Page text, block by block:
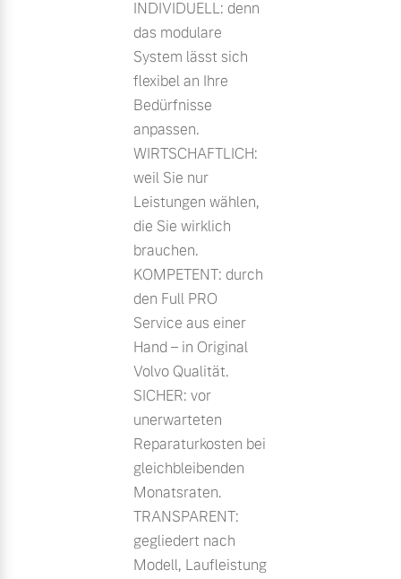
INDIVIDUELL: denn
das modulare
System lässt sich
flexibel an Ihre
Bedürfnisse
anpassen.
WIRTSCHAFTLICH:
weil Sie nur
Leistungen wählen,
die Sie wirklich
brauchen.
KOMPETENT: durch
den Full PRO
Service aus einer
Hand – in Original
Volvo Qualität.
SICHER: vor
unerwarteten
Reparaturkosten bei
gleichbleibenden
Monatsraten.
TRANSPARENT:
gegliedert nach
Modell, Laufleistung